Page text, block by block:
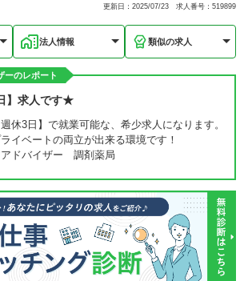
更新日：2025/07/23 求人番号：519899
法人情報 類似の求人
ーのレポート
】求人です★
休3日】で就業可能な、希少求人になります。
イベートの両立が出来る環境です！
アドバイザー 調剤薬局